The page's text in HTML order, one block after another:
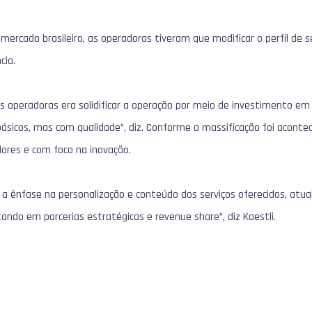
brasileiro, as operadoras tiveram que modificar o perfil de
operadoras era solidificar a operação por meio de investimento
mas com qualidade”, diz. Conforme a massificação foi
e com foco na inovação.
ênfase na personalização e conteúdo dos serviços oferecidos,
em parcerias estratégicas e revenue share”, diz Kaestli.